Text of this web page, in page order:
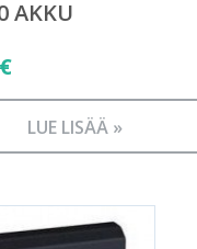
AKKU
€
LUE LISÄÄ »